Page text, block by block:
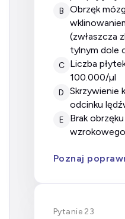
B
obrzęk mózgu grożący
(zwłaszcza
tylnym dole
C
liczba płytek krwi poniżej
100.000/µl
D
skrzywienie kręgosłupa w
odcinku
E
brak obrzęku tarczy n.
wzrokowego
Poznaj
Pytanie 23